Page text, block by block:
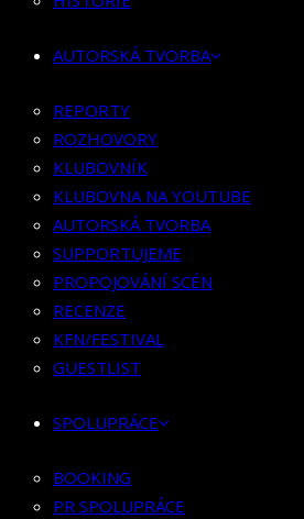
KLUBOVNA NA YOUTUBE
SUPPORTUJEME
PROPOJOVÁNÍ SCÉN
RECENZE
KFN/FESTIVAL
GUESTLIST
SPOLUPRÁCE
BOOKING
PR SPOLUPRÁCE
MERCH
AUTORSKÁ TVORBA
REPORTY
ROZHOVORY
KLUBOVNÍK
KLUBOVNA NA YOUTUBE
AUTORSKÁ TVORBA
SUPPORTUJEME
PROPOJOVÁNÍ SCÉN
RECENZE
KFN/FESTIVAL
GUESTLIST
SPOLUPRÁCE
BOOKING
PR SPOLUPRÁCE